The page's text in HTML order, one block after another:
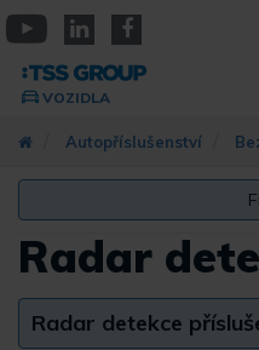
Přejít
k
hlavnímu
obsahuVOZIDLA
Autopříslušenství
Radar
Radar detekce